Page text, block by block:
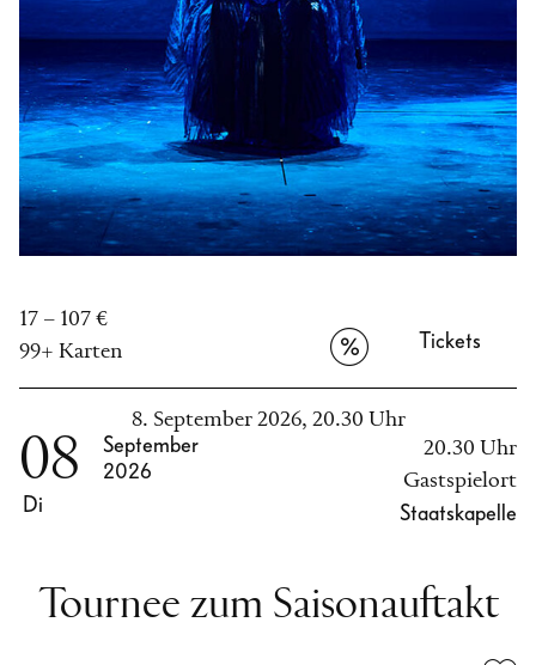
Tickets
17 – 107 €
99+ Karten
Tournee zum Saisonauftakt
8. September 2026, 20.30 Uhr
08
Di
September
2026
20.30 Uhr
Gastspielort
Staatskapelle